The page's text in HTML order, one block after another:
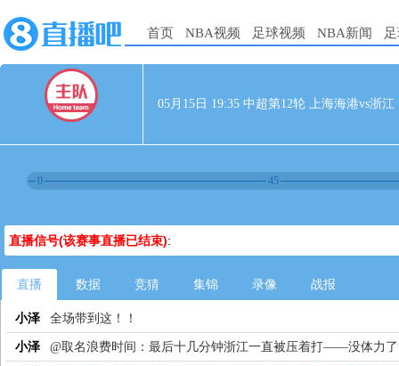
首页 NBA视频 足球视频 NBA新闻
05月15日 19:35 中超第12轮 上海海港vs浙江
0 45
直播信号(该赛事直播已结束):
直播 数据 竞猜 集锦 录像 战报
小泽 全场带到这！！
小泽 @取名浪费时间：最后十几分钟浙江一直被压着打——没体力了